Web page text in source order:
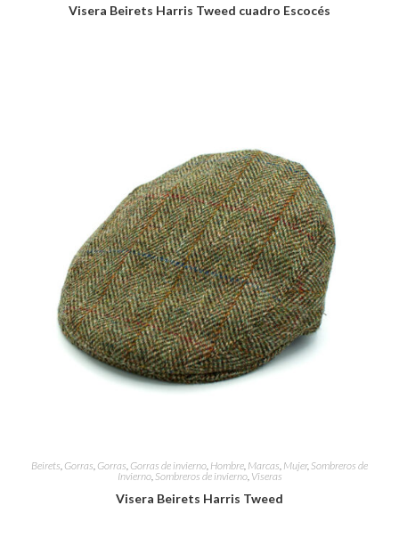
Visera Beirets Harris Tweed cuadro Escocés
Beirets, Gorras, Gorras, Gorras de invierno, Hombre, Marcas, Mujer, Sombreros de
Invierno, Sombreros de invierno, Viseras
Visera Beirets Harris Tweed